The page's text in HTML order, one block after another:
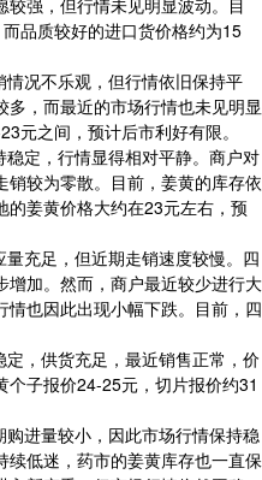
强，但行情未见明显波动。目
品质较好的进口货价格约为15
况不乐观，但行情依旧保持平
，而最近的市场行情也未见明显
元之间，预计后市利好有限。
定，行情显得相对平静。商户对
较为零散。目前，姜黄的库存依
姜黄价格大约在23元左右，预
充足，但近期走销速度较慢。四
增加。然而，商户最近较少进行大
也因此出现小幅下跌。目前，四
，供货充足，最近销售正常，价
子报价24-25元，切片报价约31
进量较小，因此市场行情保持稳
续低迷，药市的姜黄库存也一直保